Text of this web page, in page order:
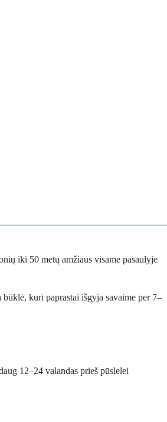
iki 50 metų amžiaus visame pasaulyje
kuri paprastai išgyja savaime per 7–
12–24 valandas prieš pūslelei